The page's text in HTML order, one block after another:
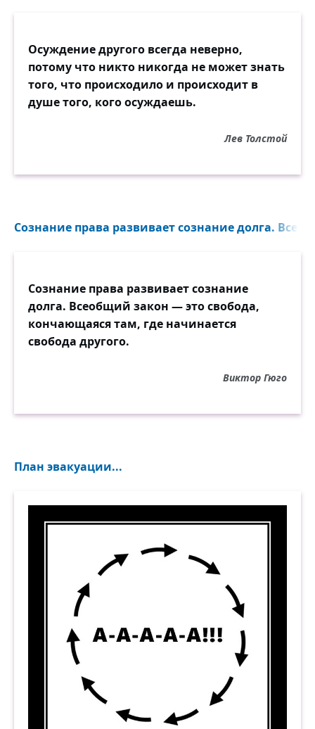
Осуждение другого всегда неверно,
потому что никто никогда не может знать
того, что происходило и происходит в
душе того, кого осуждаешь.
Лев Толстой
Сознание права развивает сознание долга.
Сознание права развивает сознание
долга. Всеобщий закон — это свобода,
кончающаяся там, где начинается
свобода другого.
Виктор Гюго
План эвакуации...